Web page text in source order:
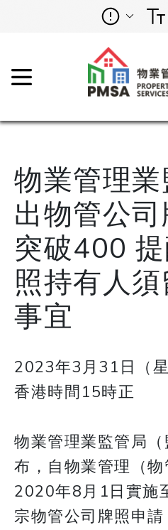
物業管理
出物管公司
突破400
照持有人
事宜
2023年3月31日（星
香港時間15時正
物業管理業監管局
布，自物業管理（
2020年8月1日實施
宗物管公司牌照申